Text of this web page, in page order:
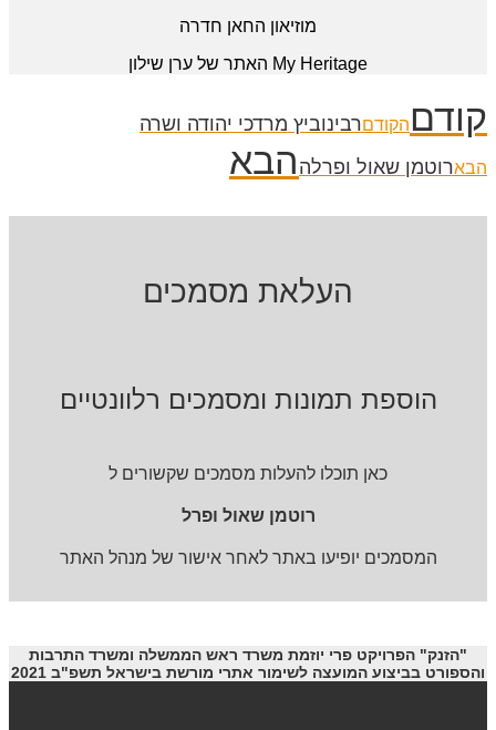
מוזיאון החאן חדרה
My Heritage האתר של ערן שילון
קודם הקודםרבינוביץ מרדכי יהודה ושרה
הבארוטמן שאול ופרלה הבא
העלאת מסמכים
הוספת תמונות ומסמכים רלוונטיים
כאן תוכלו להעלות מסמכים שקשורים ל
רוטמן שאול ופרל
המסמכים יופיעו באתר לאחר אישור של מנהל האתר
"הזנק" הפרויקט פרי יוזמת משרד ראש הממשלה ומשרד התרבות
והספורט בביצוע המועצה לשימור אתרי מורשת בישראל תשפ"ב 2021